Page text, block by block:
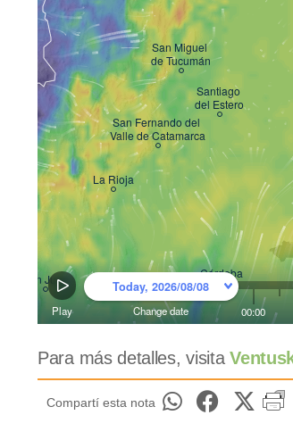
Para más detalles, visita
Compartí esta nota